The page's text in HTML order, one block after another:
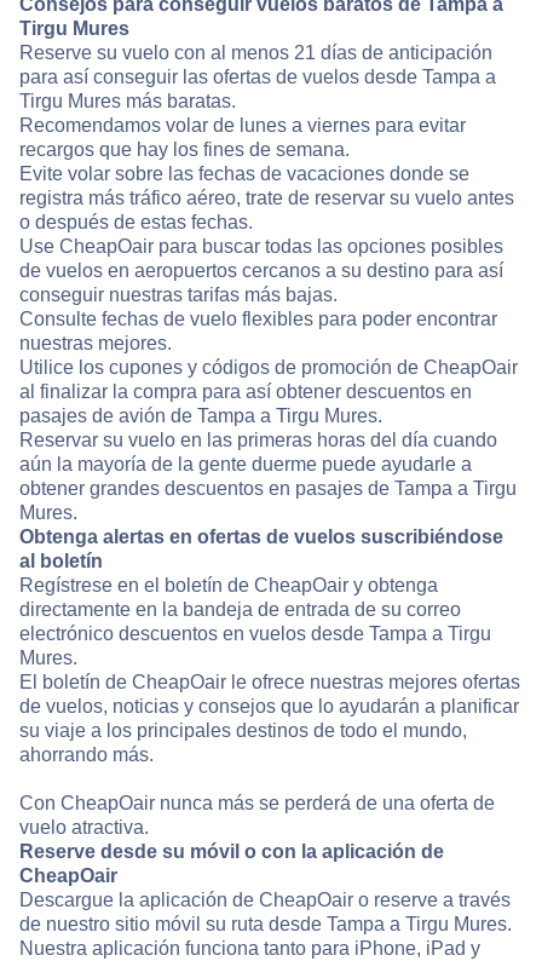
Consejos para conseguir vuelos baratos de Tampa a
Tirgu Mures
Reserve su vuelo con al menos 21 días de anticipación
para así conseguir las ofertas de vuelos desde Tampa a
Tirgu Mures más baratas.
Recomendamos volar de lunes a viernes para evitar
recargos que hay los fines de semana.
Evite volar sobre las fechas de vacaciones donde se
registra más tráfico aéreo, trate de reservar su vuelo antes
o después de estas fechas.
Use CheapOair para buscar todas las opciones posibles
de vuelos en aeropuertos cercanos a su destino para así
conseguir nuestras tarifas más bajas.
Consulte fechas de vuelo flexibles para poder encontrar
nuestras mejores.
Utilice los cupones y códigos de promoción de CheapOair
al finalizar la compra para así obtener descuentos en
pasajes de avión de Tampa a Tirgu Mures.
Reservar su vuelo en las primeras horas del día cuando
aún la mayoría de la gente duerme puede ayudarle a
obtener grandes descuentos en pasajes de Tampa a Tirgu
Mures.
Obtenga alertas en ofertas de vuelos suscribiéndose
al boletín
Regístrese en el boletín de CheapOair y obtenga
directamente en la bandeja de entrada de su correo
electrónico descuentos en vuelos desde Tampa a Tirgu
Mures.
El boletín de CheapOair le ofrece nuestras mejores ofertas
de vuelos, noticias y consejos que lo ayudarán a planificar
su viaje a los principales destinos de todo el mundo,
ahorrando más.
Con CheapOair nunca más se perderá de una oferta de
vuelo atractiva.
Reserve desde su móvil o con la aplicación de
CheapOair
Descargue la aplicación de CheapOair o reserve a través
de nuestro sitio móvil su ruta desde Tampa a Tirgu Mures.
Nuestra aplicación funciona tanto para iPhone, iPad y